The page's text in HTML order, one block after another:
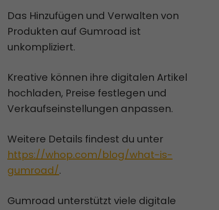
Das Hinzufügen und Verwalten von
Produkten auf Gumroad ist
unkompliziert.
Kreative können ihre digitalen Artikel
hochladen, Preise festlegen und
Verkaufseinstellungen anpassen.
Weitere Details findest du unter
https://whop.com/blog/what-is-
gumroad/.
Gumroad unterstützt viele digitale